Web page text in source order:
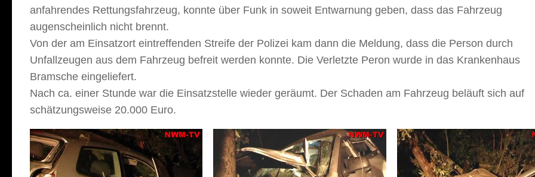
anfahrendes Rettungsfahrzeug, konnte über Funk in soweit Entwarnung geben, dass das Fahrzeug
augenscheinlich nicht brennt.
Von der am Einsatzort eintreffenden Streife der Polizei kam dann die Meldung, dass die Person durch
Unfallzeugen aus dem Fahrzeug befreit werden konnte. Die Verletzte Peron wurde in das Krankenhaus
Bramsche eingeliefert.
Nach ca. einer Stunde war die Einsatzstelle wieder geräumt. Der Schaden am Fahrzeug beläuft sich auf
schätzungsweise 20.000 Euro.